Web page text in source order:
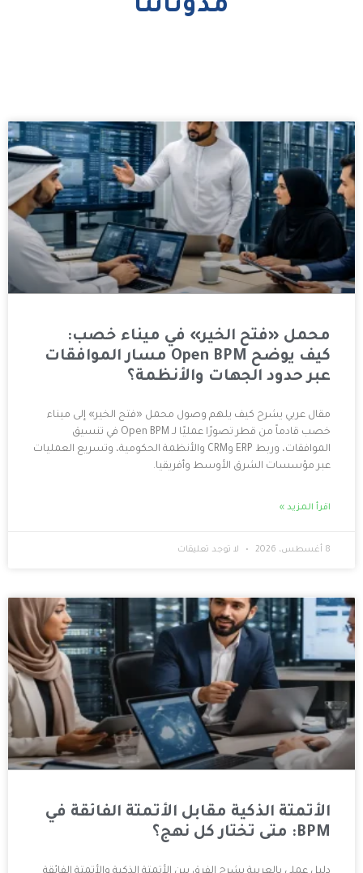
الخير» في ميناء خصب:
كيف يوضح Open BPM مسار الموافقات
والأنظمة؟
يلهم وصول محمل «فتح الخير» إلى ميناء
خصب قادماً من قطر تصورًا عمليًا لـ Open BPM في تنسيق
الموافقات، وربط ERP وCRM والأنظمة الحكومية، وتسريع العمليات
الأوسط وأفريقيا.
لا توجد تعليقات
مقابل الأتمتة الفائقة في